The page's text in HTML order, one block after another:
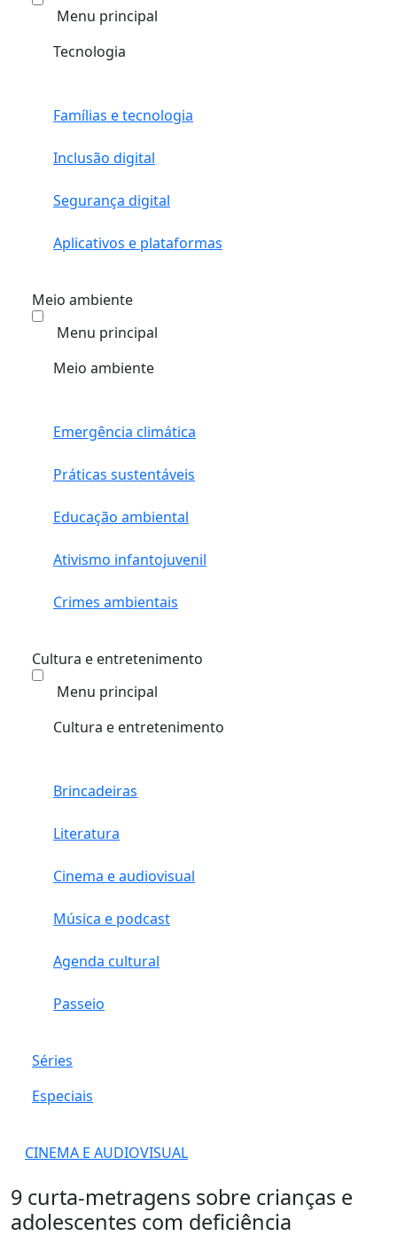
Menu principal
Tecnologia
Famílias e tecnologia
Inclusão digital
Segurança digital
Aplicativos e plataformas
Meio ambiente
Menu principal
Meio ambiente
Emergência climática
Práticas sustentáveis
Educação ambiental
Ativismo infantojuvenil
Crimes ambientais
Cultura e entretenimento
Menu principal
Cultura e entretenimento
Brincadeiras
Literatura
Cinema e audiovisual
Música e podcast
Agenda cultural
Passeio
Séries
Especiais
CINEMA E AUDIOVISUAL
9 curta-metragens sobre crianças e
adolescentes com deficiência